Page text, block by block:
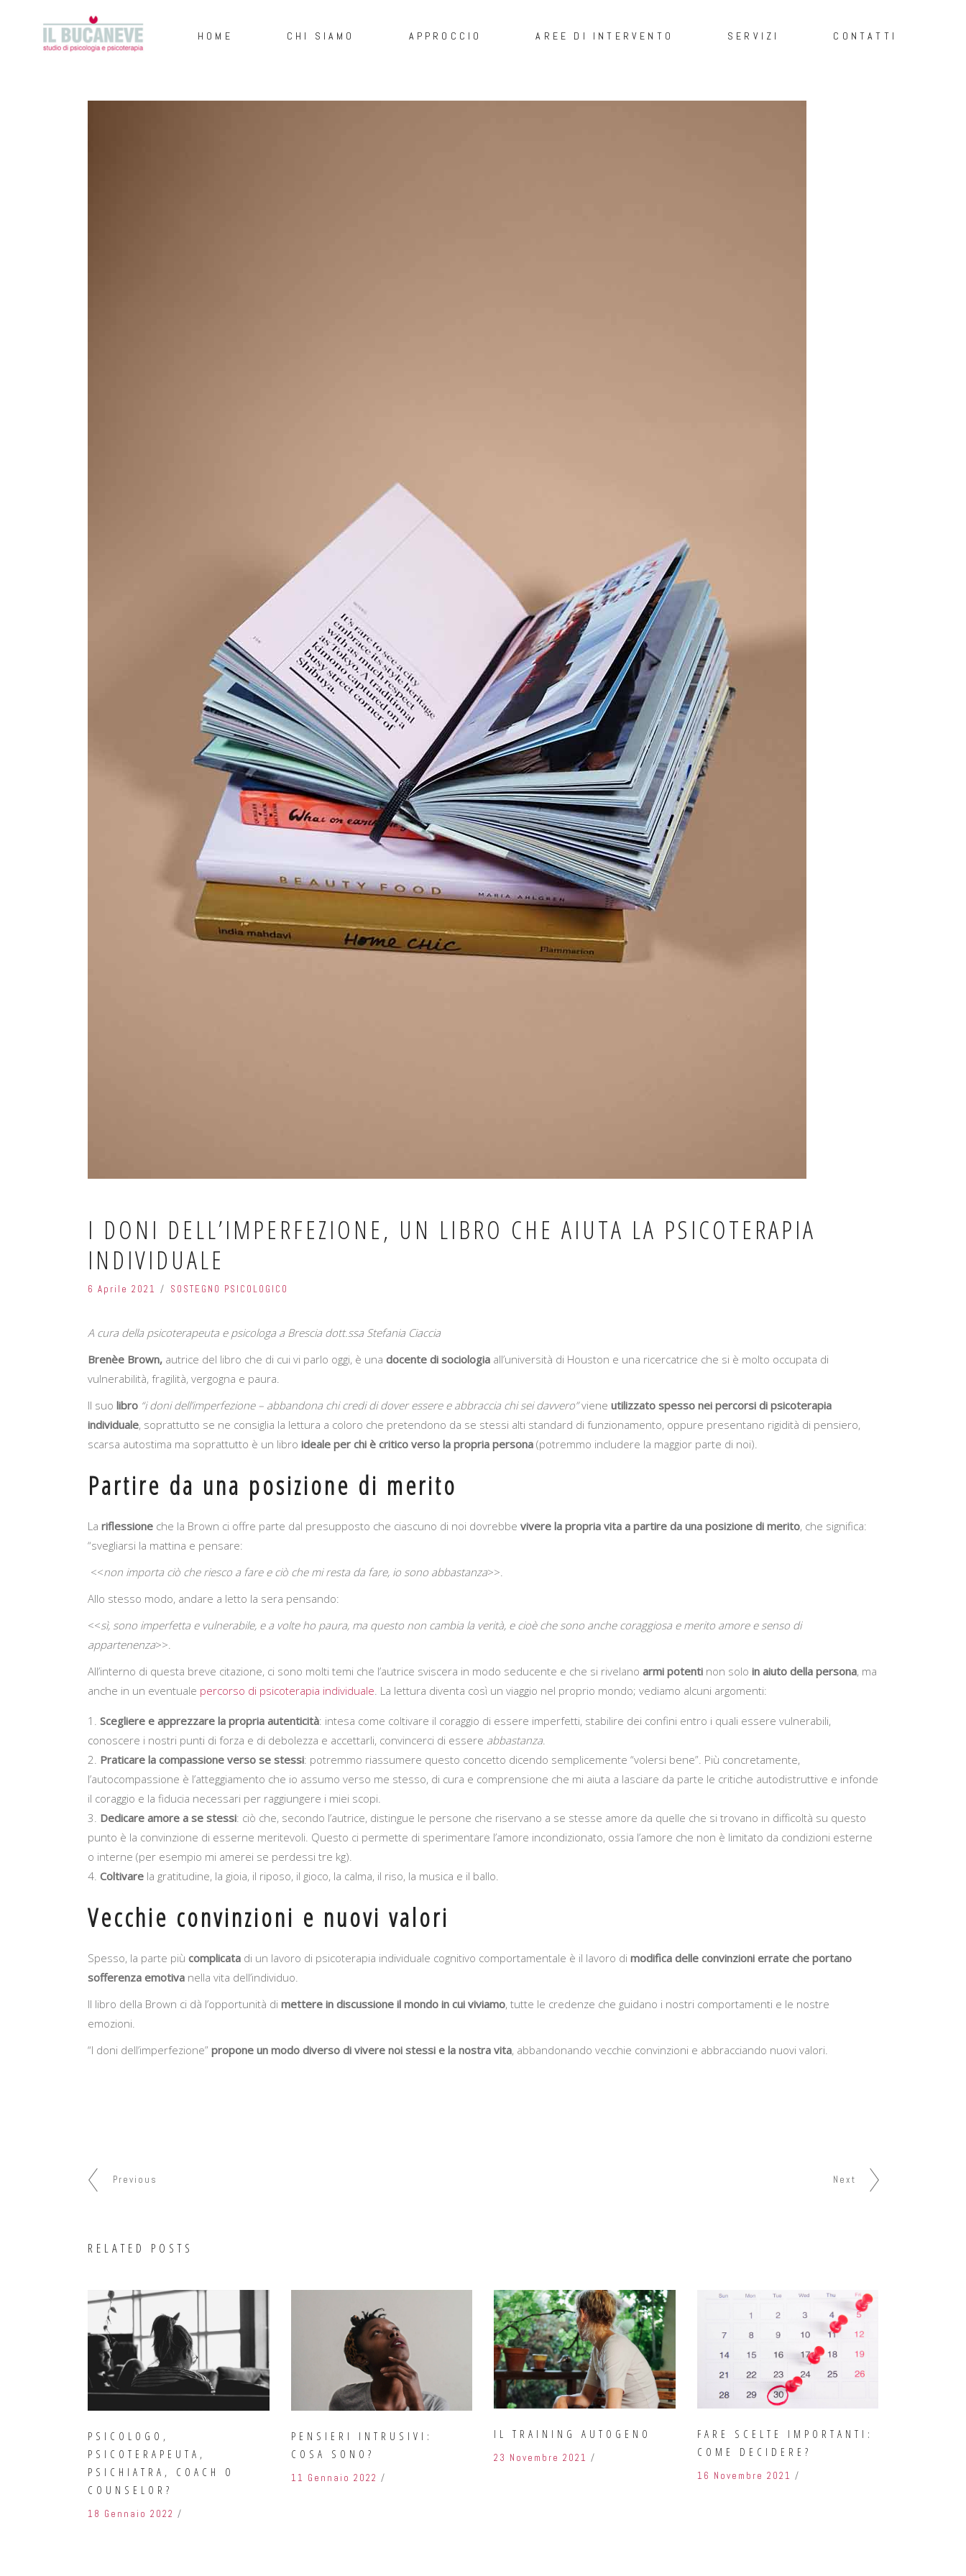
HOME CHI SIAMO APPROCCIO AREE DI INTERVENTO SERVIZI CONTATTI
I DONI DELL’IMPERFEZIONE, UN LIBRO CHE AIUTA LA PSICOTERAPIA
INDIVIDUALE
6 Aprile 2021 SOSTEGNO PSICOLOGICO
A cura della psicoterapeuta e psicologa a Brescia dott.ssa Stefania Ciaccia
Brenèe Brown, autrice del libro che di cui vi parlo oggi, è una docente di sociologia all’università di Houston e una ricercatrice che si è molto occupata di
vulnerabilità, fragilità, vergogna e paura.
Il suo libro “i doni dell’imperfezione – abbandona chi credi di dover essere e abbraccia chi sei davvero”viene utilizzato spesso nei percorsi di psicoterapia
individuale, soprattutto se ne consiglia la lettura a coloro che pretendono da se stessi alti standard di funzionamento, oppure presentano rigidità di pensiero,
scarsa autostima ma soprattutto è un libro ideale per chi è critico verso la propria persona (potremmo includere la maggior parte di noi).
Partire da una posizione di merito
La riflessione che la Brown ci offre parte dal presupposto che ciascuno di noi dovrebbe vivere la propria vita a partire da una posizione di merito, che significa:
“svegliarsi la mattina e pensare:
<<non importa ciò che riesco a fare e ciò che mi resta da fare, io sono abbastanza>>.
Allo stesso modo, andare a letto la sera pensando:
<<sì, sono imperfetta e vulnerabile, e a volte ho paura, ma questo non cambia la verità, e cioè che sono anche coraggiosa e merito amore e senso di
appartenenza>>.
All’interno di questa breve citazione, ci sono molti temi che l’autrice sviscera in modo seducente e che si rivelano armi potenti non solo in aiuto della persona, ma
anche in un eventuale percorso di psicoterapia individuale. La lettura diventa così un viaggio nel proprio mondo; vediamo alcuni argomenti:
Scegliere e apprezzare la propria autenticità: intesa come coltivare il coraggio di essere imperfetti, stabilire dei confini entro i quali essere vulnerabili,
conoscere i nostri punti di forza e di debolezza e accettarli, convincerci di essere abbastanza.
Praticare la compassione verso se stessi: potremmo riassumere questo concetto dicendo semplicemente “volersi bene”. Più concretamente,
l’autocompassione è l’atteggiamento che io assumo verso me stesso, di cura e comprensione che mi aiuta a lasciare da parte le critiche autodistruttive e infonde
il coraggio e la fiducia necessari per raggiungere i miei scopi.
Dedicare amore a se stessi: ciò che, secondo l’autrice, distingue le persone che riservano a se stesse amore da quelle che si trovano in difficoltà su questo
punto è la convinzione di esserne meritevoli. Questo ci permette di sperimentare l’amore incondizionato, ossia l’amore che non è limitato da condizioni esterne
o interne (per esempio mi amerei se perdessi tre kg).
Coltivare la gratitudine, la gioia, il riposo, il gioco, la calma, il riso, la musica e il ballo.
Vecchie convinzioni e nuovi valori
Spesso, la parte più complicata di un lavoro di psicoterapia individuale cognitivo comportamentale è il lavoro di modifica delle convinzioni errate che portano
sofferenza emotiva nella vita dell’individuo.
Il libro della Brown ci dà l’opportunità di mettere in discussione il mondo in cui viviamo, tutte le credenze che guidano i nostri comportamenti e le nostre
emozioni.
“I doni dell’imperfezione” propone un modo diverso di vivere noi stessi e la nostra vita, abbandonando vecchie convinzioni e abbracciando nuovi valori.
Previous Next
RELATED POSTS
PSICOLOGO,
PSICOTERAPEUTA,
PSICHIATRA, COACH O
COUNSELOR?
18 Gennaio 2022
PENSIERI INTRUSIVI:
COSA SONO?
11 Gennaio 2022
IL TRAINING AUTOGENO
23 Novembre 2021
FARE SCELTE IMPORTANTI:
COME DECIDERE?
16 Novembre 2021